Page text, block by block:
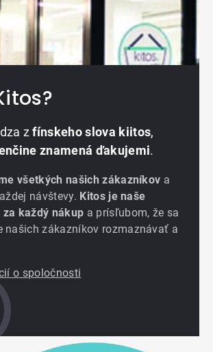
zfínskeho slova kiitos,
znamená ďakujemi.
všetkých našich zákazníkov a
návštevy. Kitos je naše
každý nákup a prísľubom, že sa
našich zákazníkov rozmaznávať a
o spoločnosti